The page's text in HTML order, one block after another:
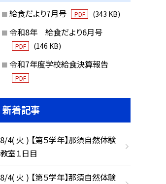
給食だより7月号 PDF (343 KB)
令和8年 給食だより6月号
PDF (146 KB)
令和7年度学校給食決算報告
PDF
新着記事
8/4( 火 ) 【第５学年】那須自然体験
教室１日目
8/4( 火 ) 【第５学年】那須自然体験